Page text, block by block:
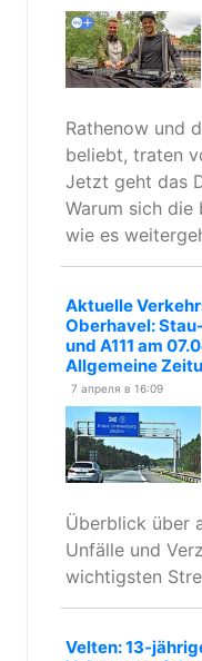
Rathenow und
beliebt, traten
Jetzt geht das
Warum sich die
wie es
Aktuelle
Oberhavel:
und A111 am
Allgemeine
7 апреля в 16:09
Überblick über
Unfälle und
wichtigsten
Velten: 13-